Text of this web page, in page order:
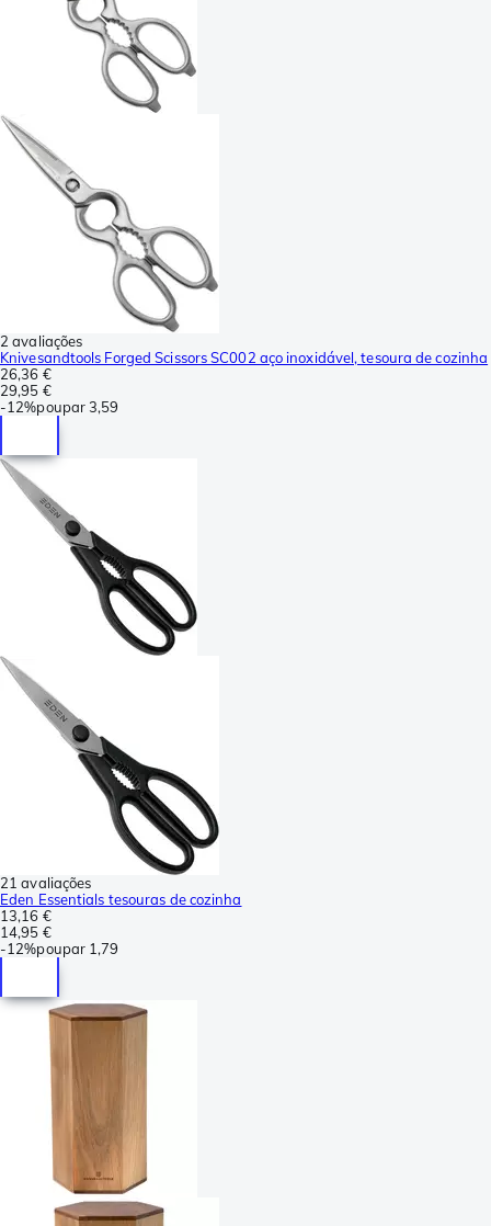
2 avaliações
Knivesandtools Forged Scissors SC002 aço inoxidável, tesoura de cozinha
26,36 €
29,95 €
-12%poupar3,59
21 avaliações
Eden Essentials tesouras de cozinha
13,16 €
14,95 €
-12%poupar 1,79